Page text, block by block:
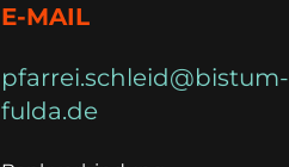
E-MAIL
pfarrei.schleid@bistum-
fulda.de